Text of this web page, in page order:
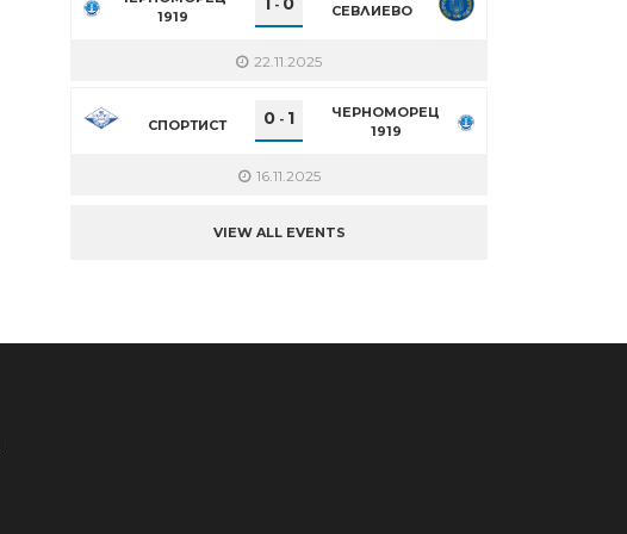
1919
- СЕВЛИЕВО
22.11.2025
СПОРТИСТ 0 - 1
ЧЕРНОМОРЕЦ
1919
16.11.2025
VIEW ALL EVENTS